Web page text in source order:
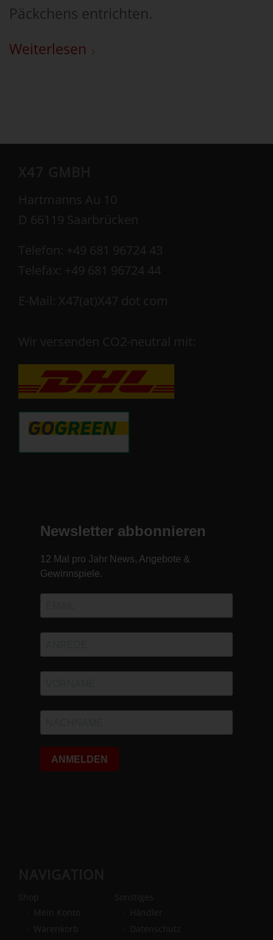
Päckchens entrichten.
Weiterlesen
Hartmanns Au 10
D 66119 Saarbrücken
Telefon: +49 681 96724 43
Telefax: +49 681 96724 44
E-Mail: X47(at)X47 dot com
Wir versenden CO2-neutral mit:
Shop
Mein Konto
Warenkorb
Sonstiges
Händler
Datenschutz